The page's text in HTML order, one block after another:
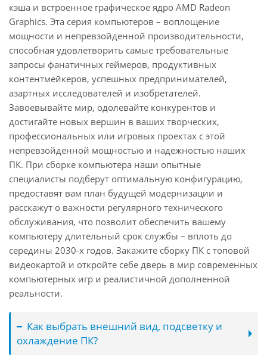
кэша и встроенное графическое ядро AMD Radeon
Graphics. Эта серия компьютеров – воплощение
мощности и непревзойденной производительности,
способная удовлетворить самые требовательные
запросы фанатичных геймеров, продуктивных
контентмейкеров, успешных предпринимателей,
азартных исследователей и изобретателей.
Завоевывайте мир, одолевайте конкурентов и
достигайте новых вершин в ваших творческих,
профессиональных или игровых проектах с этой
непревзойденной мощностью и надежностью наших
ПК. При сборке компьютера наши опытные
специалисты подберут оптимальную конфигурацию,
предоставят вам план будущей модернизации и
расскажут о важности регулярного технического
обслуживания, что позволит обеспечить вашему
компьютеру длительный срок службы – вплоть до
середины 2030-х годов. Закажите сборку ПК с топовой
видеокартой и откройте себе дверь в мир современных
компьютерных игр и реалистичной дополненной
реальности.
Как выбрать внешний вид, подсветку и
охлаждение ПК?